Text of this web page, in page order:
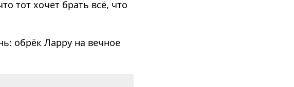
тот хочет брать всё, что
обрёк Ларру на вечное